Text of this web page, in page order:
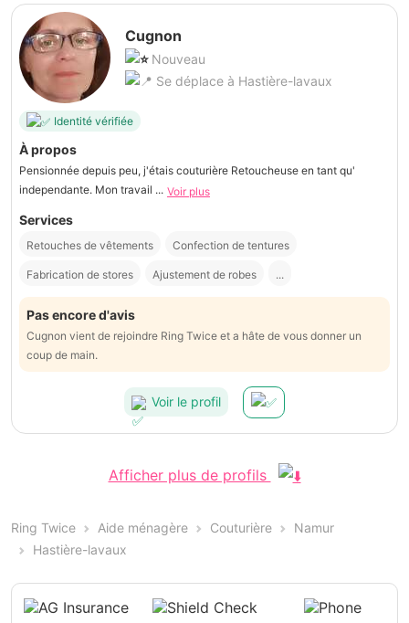
Cugnon
Nouveau
Se déplace à Hastière-lavaux
Identité vérifiée
À propos
Pensionnée depuis peu, j'étais couturière Retoucheuse en tant qu'
independante. Mon travail ... Voir plus
Services
Retouches de vêtements Confection de tentures
Fabrication de stores Ajustement de robes ...
Pas encore d'avis
Cugnon vient de rejoindre Ring Twice et a hâte de vous donner un
coup de main.
Voir le profil
Afficher plus de profils
Ring Twice Aide ménagère Couturière
Namur
Hastière-lavaux